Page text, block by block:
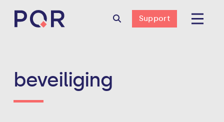
Support
beveiliging